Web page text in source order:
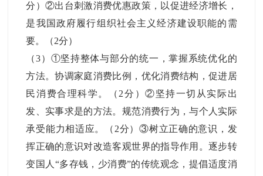
分）②出台刺激消费优惠政策，以促进经济增长，
是我国政府履行组织社会主义经济建设职能的需
要。（2分）
（3）①坚持整体与部分的统一，掌握系统优化的
方法。协调家庭消费比例，优化消费结构，促进居
民消费合理科学。（2分）②坚持一切从实际出
发、实事求是的方法。规范消费行为，与个人实际
承受能力相适应。（2分）③树立正确的意识，发
挥正确的意识对改造客观世界的指导作用。逐步转
变国人“多存钱，少消费”的传统观念，提倡适度消